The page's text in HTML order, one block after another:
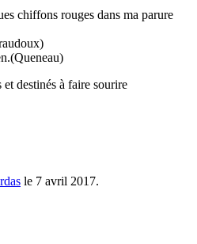
chiffons rouges dans ma parure
et destinés à faire sourire
le 7 avril 2017.